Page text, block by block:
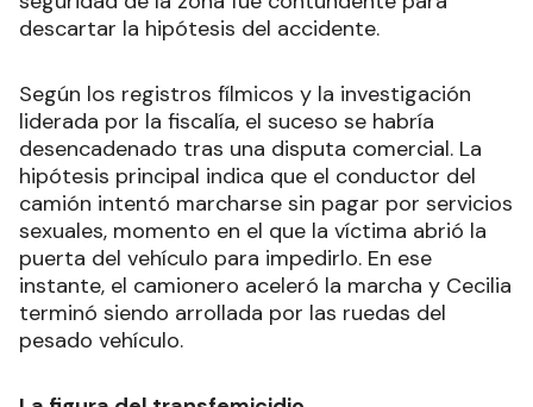
descartar la hipótesis del accidente.
Según los registros fílmicos y la investigación
liderada por la fiscalía, el suceso se habría
desencadenado tras una disputa comercial. La
hipótesis principal indica que el conductor del
camión intentó marcharse sin pagar por servicios
sexuales, momento en el que la víctima abrió la
puerta del vehículo para impedirlo. En ese
instante, el camionero aceleró la marcha y Cecilia
terminó siendo arrollada por las ruedas del
pesado vehículo.